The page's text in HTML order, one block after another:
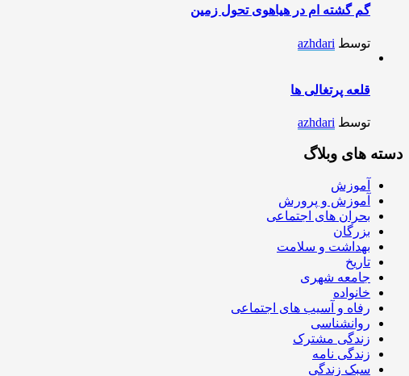
گم گشته ام در هیاهوی تحول زمین
توسط azhdari
قلعه پرتغالی ها
توسط azhdari
دسته های وبلاگ
آموزش
آموزش و پرورش
بحران های اجتماعی
بزرگان
بهداشت و سلامت
تاریخ
جامعه شهری
خانواده
رفاه و آسیب های اجتماعی
روانشناسی
زندگی مشترک
زندگی نامه
سبک زندگی